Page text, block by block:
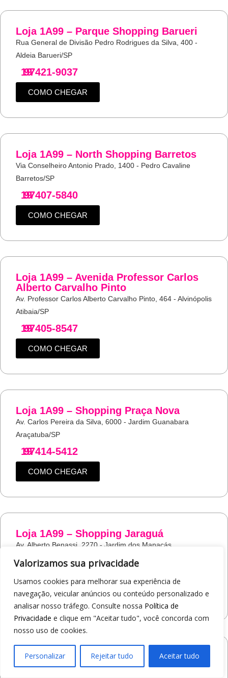
Valorizamos sua privacidade
Usamos cookies para melhorar sua experiência de
navegação, veicular anúncios ou conteúdo personalizado e
analisar nosso tráfego. Consulte nossa Política de
Privacidade e clique em "Aceitar tudo", você concorda com
nosso uso de cookies.
Personalizar Rejeitar tudo Aceitar tudo
Loja 1A99 – Parque Shopping Barueri
Rua General de Divisão Pedro Rodrigues da Silva, 400 -
Aldeia Barueri/SP
19
97421-9037
COMO CHEGAR
Loja 1A99 – North Shopping Barretos
Via Conselheiro Antonio Prado, 1400 - Pedro Cavaline
Barretos/SP
19
97407-5840
COMO CHEGAR
Loja 1A99 – Avenida Professor Carlos
Alberto Carvalho Pinto
Av. Professor Carlos Alberto Carvalho Pinto, 464 - Alvinópolis
Atibaia/SP
19
97405-8547
COMO CHEGAR
Loja 1A99 – Shopping Praça Nova
Av. Carlos Pereira da Silva, 6000 - Jardim Guanabara
Araçatuba/SP
19
97414-5412
COMO CHEGAR
Loja 1A99 – Shopping Jaraguá
Av. Alberto Benassi, 2270 - Jardim dos Manacás
Araraquara/SP
COMO CHEGAR
Loja 1A99 – Avenida Monte Sião